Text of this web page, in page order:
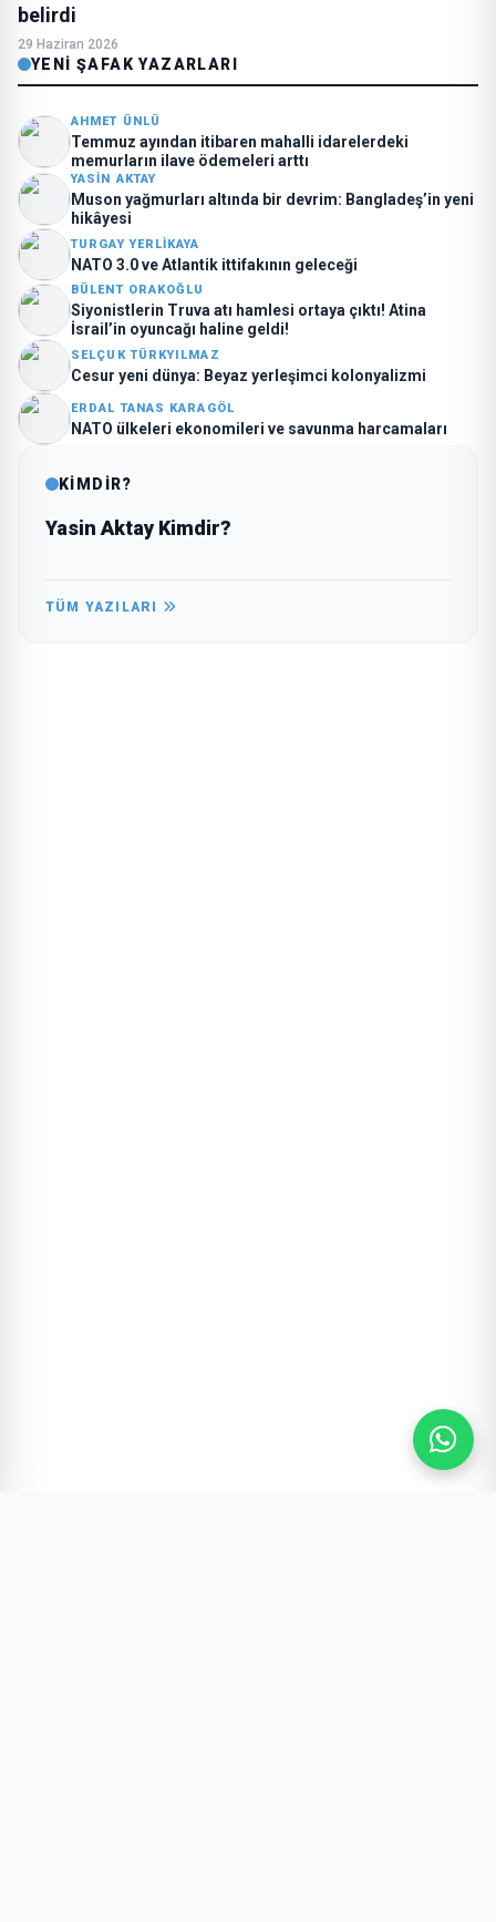
belirdi
29 Haziran 2026
YENI ŞAFAK YAZARLARI
AHMET ÜNLÜ
Temmuz ayından itibaren mahalli idarelerdeki
memurların ilave ödemeleri arttı
YASIN AKTAY
Muson yağmurları altında bir devrim: Bangladeş’in yeni
hikâyesi
TURGAY YERLIKAYA
NATO 3.0 ve Atlantik ittifakının geleceği
BÜLENT ORAKOĞLU
Siyonistlerin Truva atı hamlesi ortaya çıktı! Atina
İsrail’in oyuncağı haline geldi!
SELÇUK TÜRKYILMAZ
Cesur yeni dünya: Beyaz yerleşimci kolonyalizmi
ERDAL TANAS KARAGÖL
NATO ülkeleri ekonomileri ve savunma harcamaları
KİMDİR?
Yasin Aktay Kimdir?
TÜM YAZILARI